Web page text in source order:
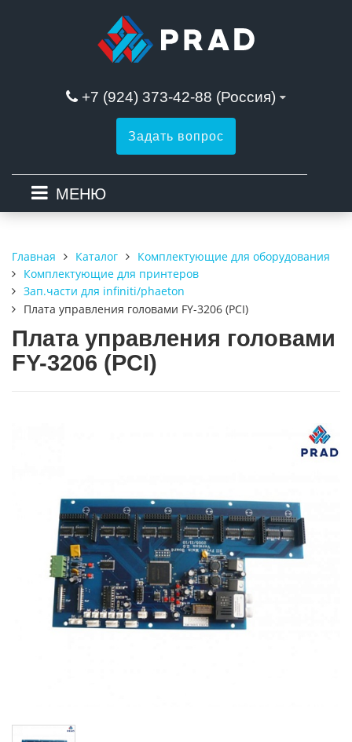
+7 (924) 373-42-88 (Россия)
Задать вопрос
МЕНЮ
Главная Каталог
Комплектующие для оборудования
Комплектующие для принтеров
Зап.части для infiniti/phaeton
Плата управления головами FY-3206 (PCI)
Плата управления головами
FY-3206 (PCI)